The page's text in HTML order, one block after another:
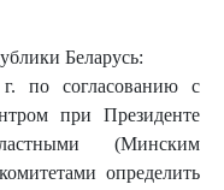
Беларусь:
по согласованию с
при Президенте
(Минским
определить